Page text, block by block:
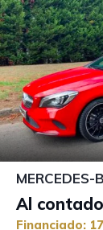
MERCEDES-
Al
Financiado: